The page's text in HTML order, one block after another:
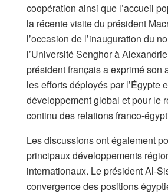
coopération ainsi que l’accueil
la récente visite du président
l’occasion de l’inauguration du
l’Université Senghor à
président français a exprimé son
les efforts déployés par l’Égypte
développement global et pour le
continu des relations franco-
Les discussions ont également
principaux développements
internationaux. Le président Al-
convergence des positions